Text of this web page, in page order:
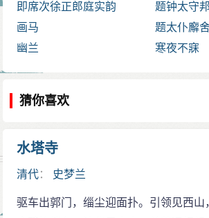
即席次徐正郎庭实韵
题钟太守
画马
题太仆廨
幽兰
寒夜不寐
猜你喜欢
水塔寺
清代： 史梦兰
驱车出郭门，缁尘迎面扑。引领见西山